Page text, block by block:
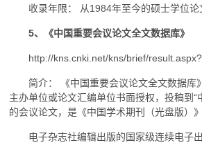
收录年限： 从1984年至今的硕士学位论
5、《中国重要会议论文全文数据库》
http://kns.cnki.net/kns/brief/
简介： 《中国重要会议论文全文数据库
主办单位或论文汇编单位书面授权，投稿到“
的会议论文，是《中国学术期刊（光盘版）》
电子杂志社编辑出版的国家级连续电子出